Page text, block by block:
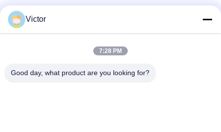
86--18062514745
Victor
7:28 PM
Good day, what product are you looking for?